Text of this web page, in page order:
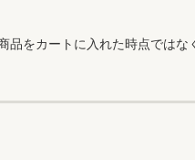
品をカートに入れた時点ではな